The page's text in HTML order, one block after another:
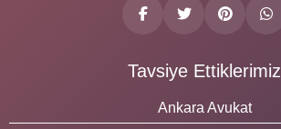
Tavsiye Ettiklerimiz
Ankara Avukat